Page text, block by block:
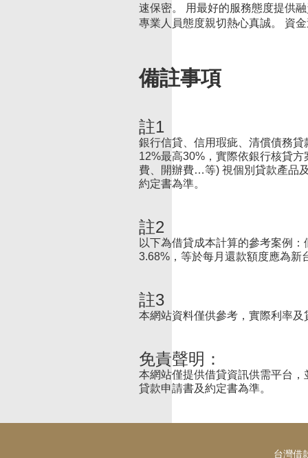
速保密。 用最好的服務態度提供
專業人員態度親切熱心真誠。 資
備註事項
註1
銀行信貸、信用瑕疵、清償債務
12%最高30%，實際依銀行核貸
費、開辦費…等) 視個別貸款產品
約定書為準。
註2
以下為借貸成本計算的參考案例
3.68%，等於每月還款額度應為新
註3
本網站資料僅供參考，實際利率
免責聲明：
本網站僅提供借貸資訊供需平台
貸款申請書及約定書為準。
台灣借